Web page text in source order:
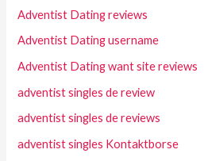
Adventist Dating reviews
Adventist Dating username
Adventist Dating want site reviews
adventist singles de review
adventist singles de reviews
adventist singles Kontaktborse